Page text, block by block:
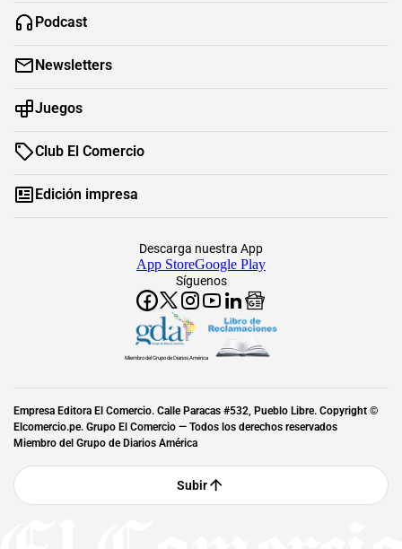
Podcast
Newsletters
Juegos
Club El Comercio
Edición impresa
Síguenos
Descarga nuestra App
App StoreGoogle Play
Miembro del Grupo de Diarios América
Empresa Editora El Comercio. Calle Paracas #532, Pueblo Libre. Copyright ©
Elcomercio.pe. Grupo El Comercio — Todos los derechos reservados
Miembro del Grupo de Diarios América
Subir